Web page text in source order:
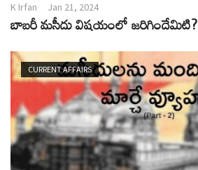
K Irfan Jan 21, 2024
బాబరీ మసీదు విషయంలో జరిగిందేమిటి?
CURRENT AFFAIRS